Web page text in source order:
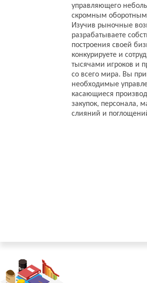
управляющего
скромным оборотным
Изучив рыночные
разрабатываете
построения своей
конкурируете и
тысячами игроков и
со всего мира. Вы
необходимые
касающиеся
закупок, персонала,
слияний и